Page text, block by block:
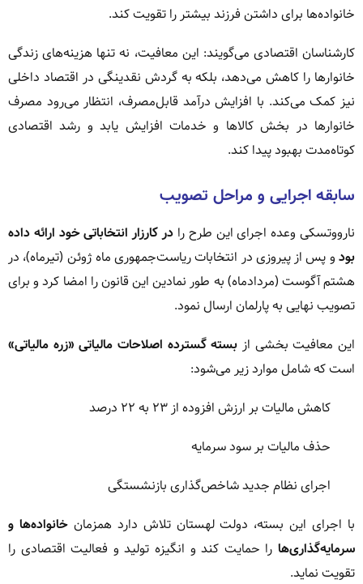
خانواده‌ها برای داشتن فرزند بیشتر را تقویت کند.
کارشناسان اقتصادی می‌گویند: این معافیت، نه تنها هزینه‌های زندگی
خانوارها را کاهش می‌دهد، بلکه به گردش نقدینگی در اقتصاد داخلی
نیز کمک می‌کند. با افزایش درآمد قابل‌مصرف، انتظار می‌رود مصرف
خانوارها در بخش کالاها و خدمات افزایش یابد و رشد اقتصادی
کوتاه‌مدت بهبود پیدا کند.
سابقه اجرایی و مراحل تصویب
نارووتسکی وعده اجرای این طرح را در کارزار انتخاباتی خود ارائه داده
بود و پس از پیروزی در انتخابات ریاست‌جمهوری ماه ژوئن (تیرماه)، در
هشتم آگوست (مردادماه) به طور نمادین این قانون را امضا کرد و برای
تصویب نهایی به پارلمان ارسال نمود.
این معافیت بخشی از بسته گسترده اصلاحات مالیاتی «زره مالیاتی»
است که شامل موارد زیر می‌شود:
کاهش مالیات بر ارزش افزوده از ۲۳ به ۲۲ درصد
حذف مالیات بر سود سرمایه
اجرای نظام جدید شاخص‌گذاری بازنشستگی
با اجرای این بسته، دولت لهستان تلاش دارد همزمانخانواده‌ها و
سرمایه‌گذاری‌ها را حمایت کند و انگیزه تولید و فعالیت اقتصادی را
تقویت نماید.